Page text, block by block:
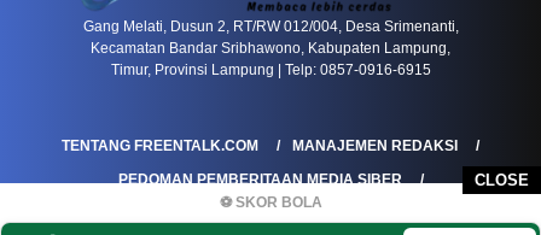
CLOSE
⚽ SKOR BOLA
Gang Melati, Dusun 2, RT/RW 012/004, Desa Srimenanti,
Kecamatan Bandar Sribhawono, Kabupaten Lampung,
Timur, Provinsi Lampung | Telp: 0857-0916-6915
TENTANG FREENTALK.COM
MANAJEMEN REDAKSI
PEDOMAN PEMBERITAAN MEDIA SIBER
PEDOMAN PEMBERITAAN RAMAH ANAK